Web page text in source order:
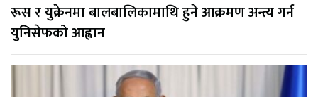
रूस र युक्रेनमा बालबालिकामाथि हुने आक्रमण अन्त्य गर्न
युनिसेफको आह्वान